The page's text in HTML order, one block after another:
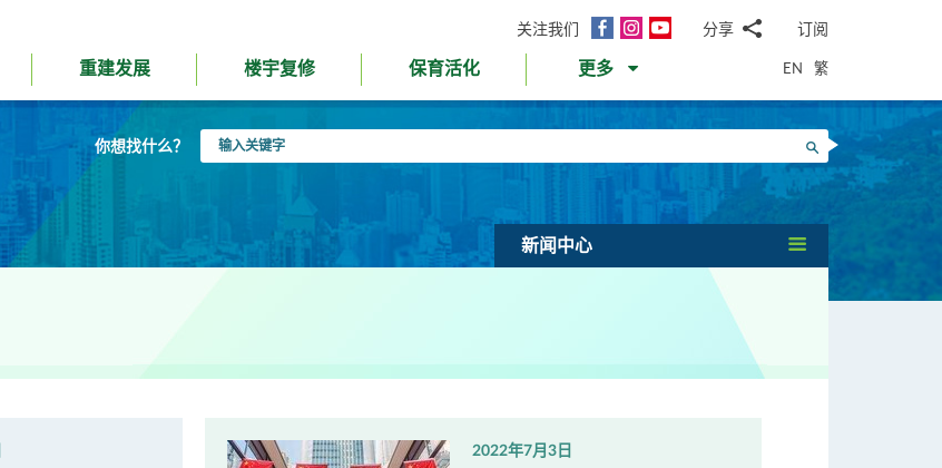
关注我们
面
InstagramYouTube分享
邮WhatsApp
微
信
面
书Twitter
LinkedIn
微
博
订阅
重建发展 楼宇复修 保育活化 更多 EN 繁
你想找什么？
入
字
搜寻
新闻中心
2022年7月3日